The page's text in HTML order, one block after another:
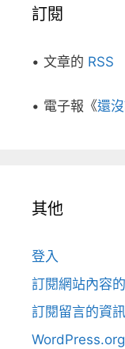
訂閱
• 文章的 RSS
• 電子報《還
其他
登入
訂閱網站內容
訂閱留言的資